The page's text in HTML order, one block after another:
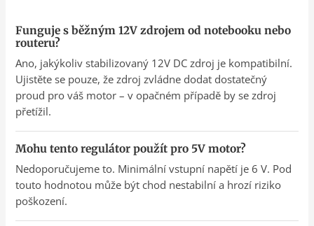
Funguje s běžným 12V zdrojem od notebooku nebo
routeru?
Ano, jakýkoliv stabilizovaný 12V DC zdroj je kompatibilní.
Ujistěte se pouze, že zdroj zvládne dodat dostatečný
proud pro váš motor – v opačném případě by se zdroj
přetížil.
Mohu tento regulátor použít pro 5V motor?
Nedoporučujeme to. Minimální vstupní napětí je 6 V. Pod
touto hodnotou může být chod nestabilní a hrozí riziko
poškození.